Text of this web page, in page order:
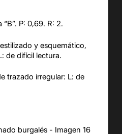
P: 0,69. R: 2.
y esquemático,
de difícil lectura.
trazado irregular: L: de